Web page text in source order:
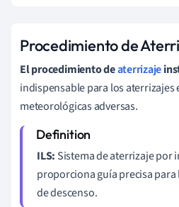
Procedimiento de
El procedimiento deaterrizaje
indispensable para los aterrizajes
meteorológicas adversas.
ILS: Sistema de aterrizaje por
proporciona guía precisa para
de descenso.